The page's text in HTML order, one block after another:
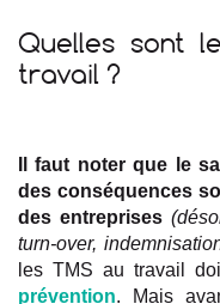
Quelles sont
travail ?
Il faut noter que le
des conséquences
des entreprises
turn-over,
les TMS au travail
prévention. Mais